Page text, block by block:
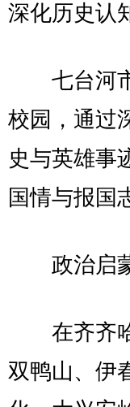
深化历史认
七台河市
校园，通过
史与英雄事
国情与报国
政治启蒙
在齐齐哈
双鸭山、伊